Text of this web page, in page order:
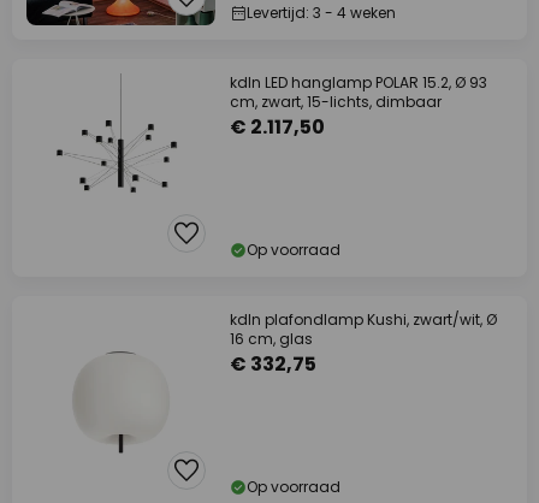
Levertijd: 3 - 4 weken
kdln LED hanglamp POLAR 15.2, Ø 93
cm, zwart, 15-lichts, dimbaar
€ 2.117,50
Op voorraad
kdln plafondlamp Kushi, zwart/wit, Ø
16 cm, glas
€ 332,75
Op voorraad